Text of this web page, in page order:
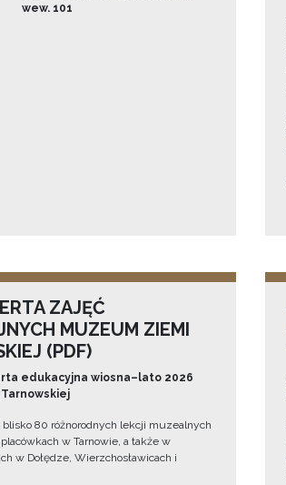
wew. 101
ZAJĘĆ
MUZEUM ZIEMI
(PDF)
edukacyjna wiosna–lato 2026
80 różnorodnych lekcji muzealnych
w Tarnowie, a także w
w Dołędze, Wierzchosławicach i